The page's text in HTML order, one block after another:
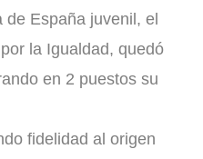
España juvenil, el
la Igualdad, quedó
en 2 puestos su
fidelidad al origen